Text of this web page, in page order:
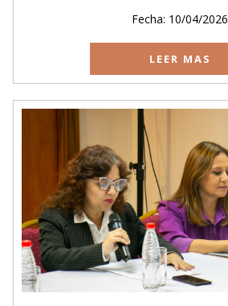
Fecha: 10/04/2026
LEER MAS